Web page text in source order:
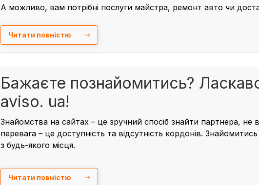
А можливо, вам потрібні послуги майстра, ремонт авто чи
Читати повністю
Бажаєте познайомитись?
aviso. ua!
Знайомства на сайтах – це зручний спосіб знайти партнера,
перевага – це доступність та відсутність кордонів.
з будь-якого місця.
Читати повністю